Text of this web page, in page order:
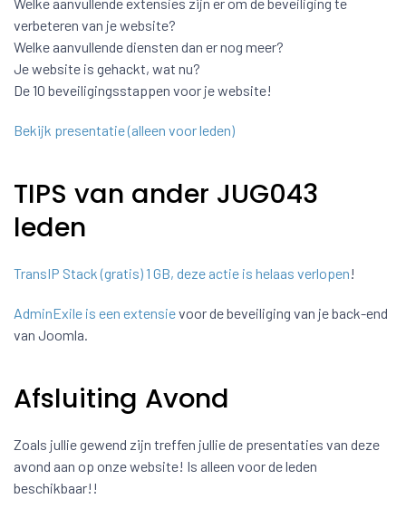
verbeteren van je website?
Welke aanvullende diensten dan er nog meer?
Je website is gehackt, wat nu?
De 10 beveiligingsstappen voor je website!
Bekijk presentatie (alleen voor leden)
TIPS van ander JUG043
leden
TransIP Stack (gratis) 1 GB, deze actie is helaas verlopen!
AdminExile is een extensievoor de beveiliging van je back-end
van Joomla.
Afsluiting Avond
Zoals jullie gewend zijn treffen jullie de presentaties van deze
avond aan op onze website! Is alleen voor de leden
beschikbaar!!